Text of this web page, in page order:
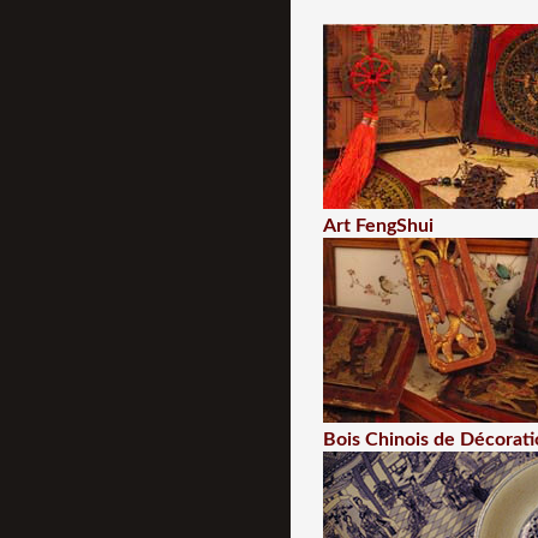
Art FengShui
Bois Chinois de